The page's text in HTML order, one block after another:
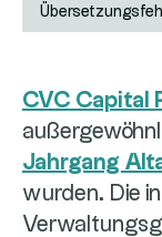
CVC Capital
Jahrgang
wurden. Die in